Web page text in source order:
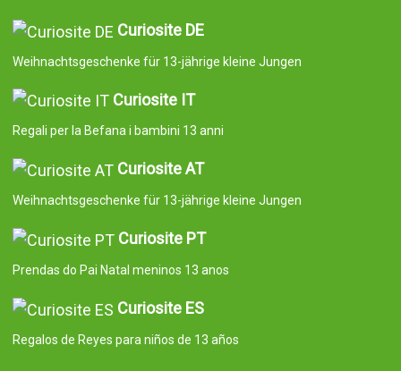
Curiosite DE
Weihnachtsgeschenke für 13-jährige kleine Jungen
Curiosite IT
Regali per la Befana i bambini 13 anni
Curiosite AT
Weihnachtsgeschenke für 13-jährige kleine Jungen
Curiosite PT
Prendas do Pai Natal meninos 13 anos
Curiosite ES
Regalos de Reyes para niños de 13 años